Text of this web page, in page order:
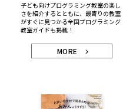
子ども向けプログラミング教室の楽し
さを紹介するとともに、最寄りの教室
がすぐに見つかる全国プログラミング
教室ガイドも掲載！
MORE